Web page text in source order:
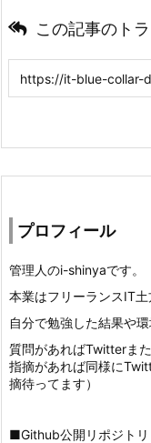
この記事のト
プロフィール
管理人のi-shinyaです。
本業はフリーランスIT土
自分で勉強した結果や
質問があればTwitterま
指摘があれば同様に
摘待ってます）
■Github公開リポジトリ